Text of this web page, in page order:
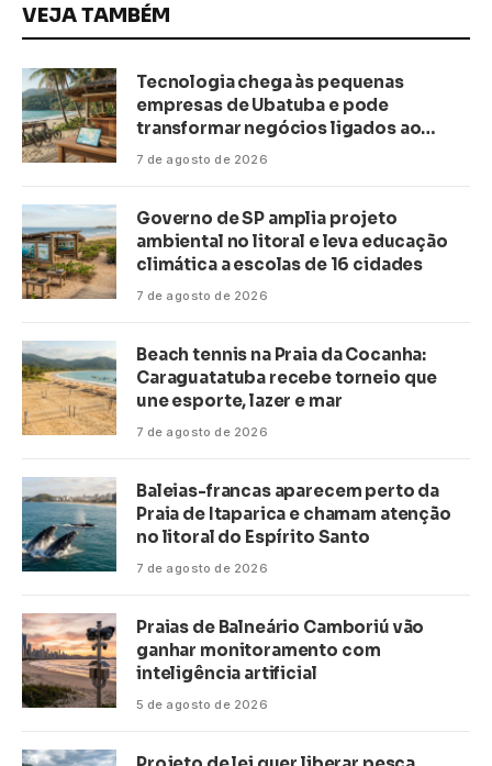
VEJA TAMBÉM
Tecnologia chega às pequenas
empresas de Ubatuba e pode
transformar negócios ligados ao
turismo no litoral
7 de agosto de 2026
Governo de SP amplia projeto
ambiental no litoral e leva educação
climática a escolas de 16 cidades
7 de agosto de 2026
Beach tennis na Praia da Cocanha:
Caraguatatuba recebe torneio que
une esporte, lazer e mar
7 de agosto de 2026
Baleias-francas aparecem perto da
Praia de Itaparica e chamam atenção
no litoral do Espírito Santo
7 de agosto de 2026
Praias de Balneário Camboriú vão
ganhar monitoramento com
inteligência artificial
5 de agosto de 2026